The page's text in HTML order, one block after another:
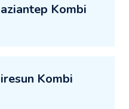
Kombi
Kombi